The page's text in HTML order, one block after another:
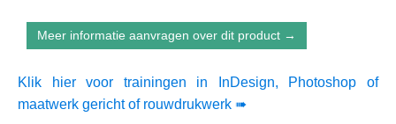
Meer informatie aanvragen over dit product →
Klik hier voor trainingen in InDesign, Photoshop of
maatwerk gericht of rouwdrukwerk ➠